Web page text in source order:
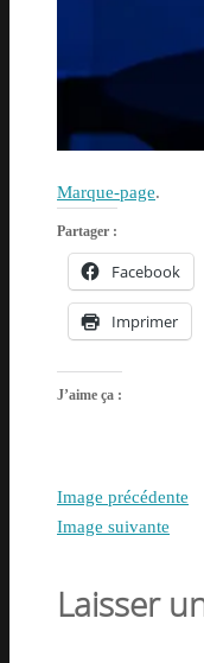
Marque-page.
Partager :
Facebook
Imprimer
J’aime ça :
Image précédente
Image suivante
Laisser